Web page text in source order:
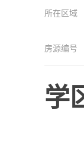
所在区域
房源编号
学